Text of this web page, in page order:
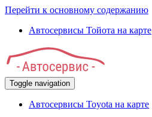
Перейти к основному содержанию
Автосервисы Тойота на карте
Toggle navigation
Автосервисы Toyota на карте